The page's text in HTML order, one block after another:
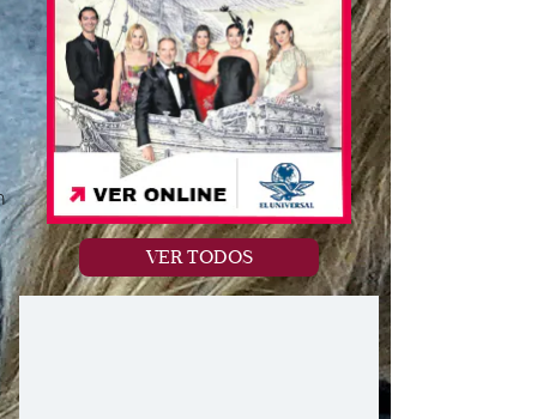
VER TODOS